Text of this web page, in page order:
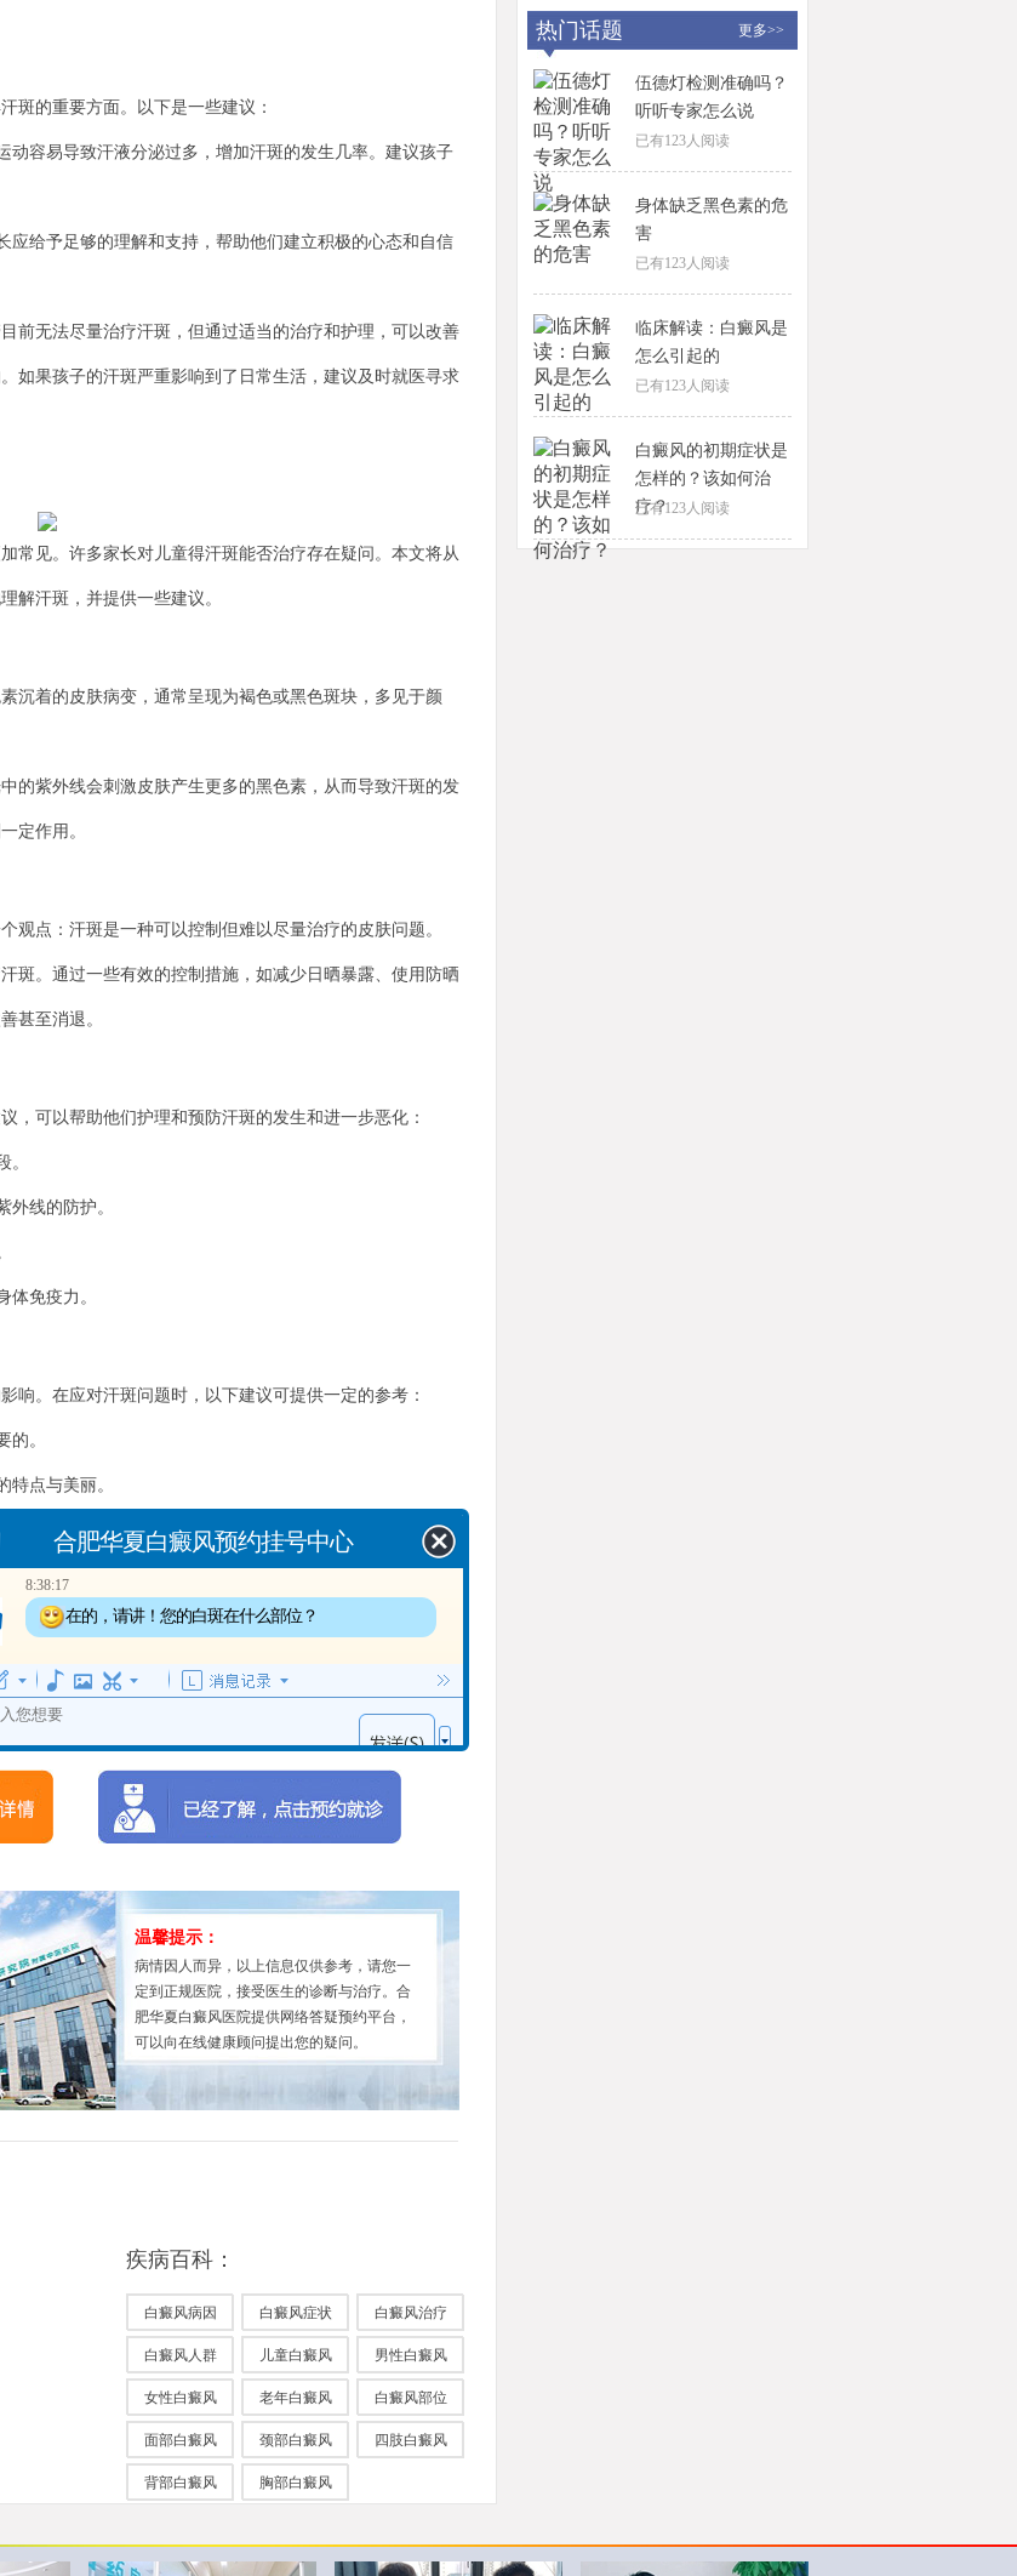
的重要方面。以下是一些建议：
容易导致汗液分泌过多，增加汗斑的发生几率。建议孩子
给予足够的理解和支持，帮助他们建立积极的心态和自信
无法尽量治疗汗斑，但通过适当的治疗和护理，可以改善
如果孩子的汗斑严重影响到了日常生活，建议及时就医寻求
见。许多家长对儿童得汗斑能否治疗存在疑问。本文将从
解汗斑，并提供一些建议。
着的皮肤病变，通常呈现为褐色或黑色斑块，多见于颜
紫外线会刺激皮肤产生更多的黑色素，从而导致汗斑的发
定作用。
点：汗斑是一种可以控制但难以尽量治疗的皮肤问题。
。通过一些有效的控制措施，如减少日晒暴露、使用防晒
甚至消退。
可以帮助他们护理和预防汗斑的发生和进一步恶化：
线的防护。
免疫力。
。在应对汗斑问题时，以下建议可提供一定的参考：
。
点与美丽。
个人价值感和快乐感。
的皮肤问题。通过科学的护理和预防措施，加强心理支持
生活质量。
请咨询专业医生的建议。
一对一”答疑！
温馨提示：
病情因人而异，以上信息仅供参考，请您一
定到正规医院，接受医生的诊断与治疗。合
肥华夏白癜风医院提供网络答疑预约平台，
可以向在线健康顾问提出您的疑问。
疾病百科：
白癜风病因 白癜风症状 白癜风治疗
白癜风人群 儿童白癜风 男性白癜风
女性白癜风 老年白癜风 白癜风部位
面部白癜风 颈部白癜风 四肢白癜风
背部白癜风 胸部白癜风
热门话题 更多>>
伍德灯检测准确吗？
听听专家怎么说
已有123人阅读
身体缺乏黑色素的危
害
已有123人阅读
临床解读：白癜风是
怎么引起的
已有123人阅读
白癜风的初期症状是
怎样的？该如何治
疗？
已有123人阅读
合肥华夏白癜风预约挂号中心
8:38:17
在的，请讲！您的白斑在什么部位？